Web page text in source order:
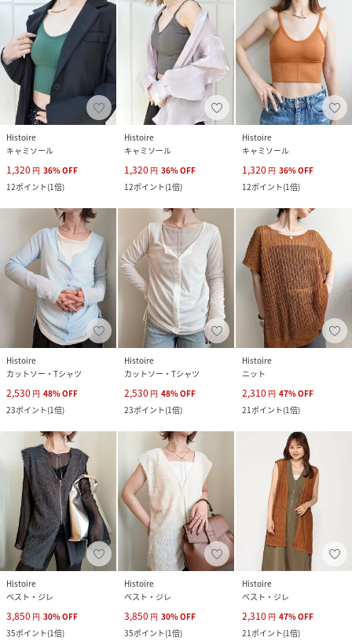
Histoire
キャミソール
1,320 円 36%OFF
12ポイント(1倍)
Histoire
キャミソール
1,320 円 36%OFF
12ポイント(1倍)
Histoire
キャミソール
1,320 円 36%OFF
12ポイント(1倍)
Histoire
カットソー・Tシャツ
2,530 円 48%OFF
23ポイント(1倍)
Histoire
カットソー・Tシャツ
2,530 円 48%OFF
23ポイント(1倍)
Histoire
ニット
2,310 円 47%OFF
21ポイント(1倍)
Histoire
ベスト・ジレ
3,850 円 30%OFF
35ポイント(1倍)
Histoire
ベスト・ジレ
3,850 円 30%OFF
35ポイント(1倍)
Histoire
ベスト・ジレ
2,310 円 47%OFF
21ポイント(1倍)